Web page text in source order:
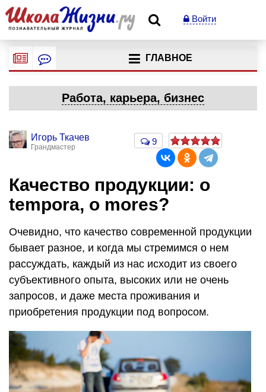
Войти
ГЛАВНОЕ
Работа, карьера, бизнес
Игорь Ткачев
Грандмастер
9
Качество продукции: o
tempora, o mores?
Очевидно, что качество современной продукции
бывает разное, и когда мы стремимся о нем
рассуждать, каждый из нас исходит из своего
субъективного опыта, высоких или не очень
запросов, и даже места проживания и
приобретения продукции под вопросом.